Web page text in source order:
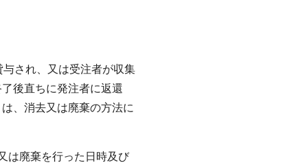
され、又は受注者が収集
後直ちに発注者に返還
、消去又は廃棄の方法に
は廃棄を行った日時及び